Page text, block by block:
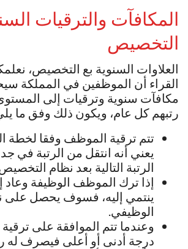
المكافآت والترقيات
التخصيص
العلاوات السنوية بع التخصيص،
القراء أن الموظفين في المملكة
مكافآت سنوية وترقيات إلى
رتبهم كل عام، ويكون ذلك وفق ما
تتم ترقية الموظف وفقا لخطة
يعني أنه انتقل من الرتبة في
الرتبة التالية بعد نظام
إذا ترك الموظف الوظيفة وعاد
ينتمي إليه، فسوف يحصل
الوظيفي.
وعندما تتم الموافقة على
درجة أدنى أو أعلى فيصرف له